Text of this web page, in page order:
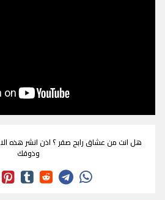
هل انت من عشاق رابح صقر ؟ اذن انشر هذه
وذوقك